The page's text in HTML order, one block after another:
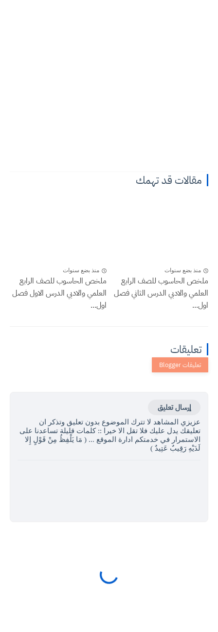
مقالات قد تهمك
منذ بضع سنوات
ملخص الحاسوب للصف الرابع
العلمي والادبي الدرس الثاني فصل
اول...
منذ بضع سنوات
ملخص الحاسوب للصف الرابع
العلمي والادبي الدرس الاول فصل
اول...
تعليقات
إرسال تعليق
عزيزي المشاهد لا تترك الموضوع بدون تعليق وتذكر ان
تعليقك يدل عليك فلا تقل الا خيرا :: كلمات قليلة تساعدنا على
الاستمرار في خدمتكم ادارة الموقع ... ( مَا يَلْفِظُ مِنْ قَوْلٍ إِلا
لَدَيْهِ رَقِيبٌ عَتِيدٌ )